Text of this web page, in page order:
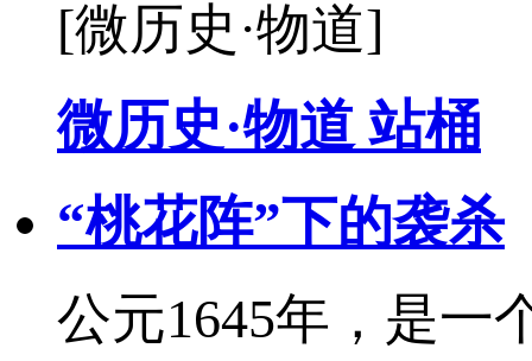
[微历史·物道]
微历史·物道 站桶
“桃花阵”下的袭杀
公元1645年，是一